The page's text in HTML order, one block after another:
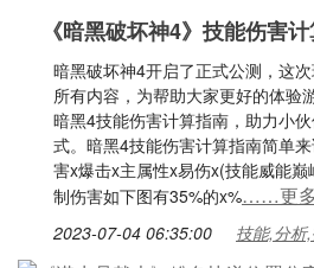
《暗黑破坏神4》技能伤害
暗黑破坏神4开启了正式公测，这
所有内容，为帮助大家更好的体验
暗黑4技能伤害计算指南，助力小
式。暗黑4技能伤害计算指南简单
害x爆击x主属性x易伤x(技能威能
制伤害如下图有35%的x%……更
2023-07-04 06:35:00 技能,分析